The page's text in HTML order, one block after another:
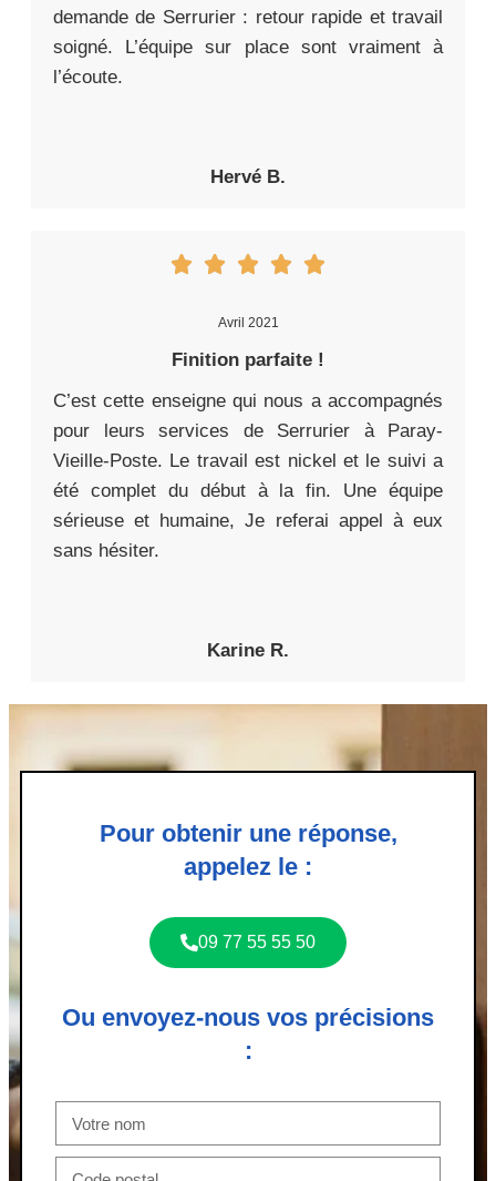
demande de Serrurier : retour rapide et travail
soigné. L’équipe sur place sont vraiment à
l’écoute.
Hervé B.
Avril 2021
Finition parfaite !
C’est cette enseigne qui nous a accompagnés
pour leurs services de Serrurier à Paray-
Vieille-Poste. Le travail est nickel et le suivi a
été complet du début à la fin. Une équipe
sérieuse et humaine, Je referai appel à eux
sans hésiter.
Karine R.
Pour obtenir une réponse,
appelez le :
09 77 55 55 50
Ou envoyez-nous vos précisions
: